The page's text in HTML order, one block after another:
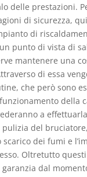
delle prestazioni.
di sicurezza,
di
punto di vista di
mantenere una
di essa
che però sono
della
a effettuarla
del bruciatore,
dei fumi e
Oltretutto
dal